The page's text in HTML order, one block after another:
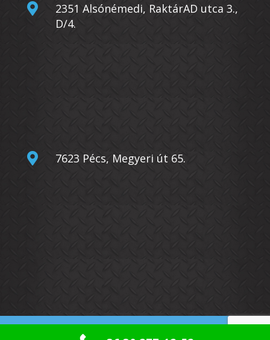

2351 Alsónémedi, RaktárAD utca 3.,
D/4.
 7623 Pécs, Megyeri út 65.